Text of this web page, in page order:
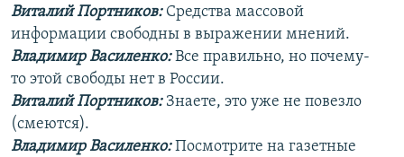
Виталий Портников:Средства массовой
информации свободны в выражении мнений.
Владимир Василенко:Все правильно, но почему-
то этой свободы нет в России.
Виталий Портников:Знаете, это уже не повезло
(смеются).
Владимир Василенко:Посмотрите на газетные